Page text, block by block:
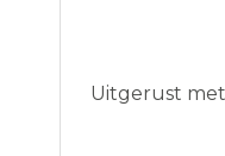
Uitgerust